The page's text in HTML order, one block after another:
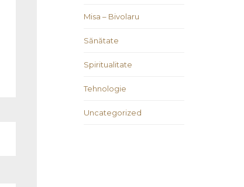
Misa – Bivolaru
Sănătate
Spiritualitate
Tehnologie
Uncategorized